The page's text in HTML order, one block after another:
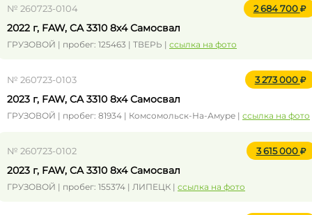
№ 260723-0104 2 684 700
2022 г, FAW, CA 3310 8x4 Самосвал
ГРУЗОВОЙ | пробег: 125463 | ТВЕРЬ | ссылка на фото
№ 260723-0103 3 273 000
2023 г, FAW, CA 3310 8x4 Самосвал
ГРУЗОВОЙ | пробег: 81934 | Комсомольск-На-Амуре | ссылка на фото
№ 260723-0102 3 615 000
2023 г, FAW, CA 3310 8x4 Самосвал
ГРУЗОВОЙ | пробег: 155374 | ЛИПЕЦК | ссылка на фото